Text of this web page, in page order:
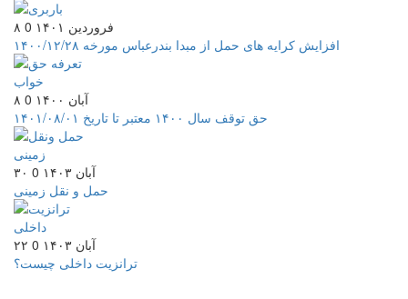
۸ فروردین ۱۴۰۱
0
افزایش کرایه های حمل از مبدا بندرعباس مورخه ۱۴۰۰/۱۲/۲۸
۸ آبان ۱۴۰۰
0
حق توقف سال ۱۴۰۰ معتبر تا تاریخ ۱۴۰۱/۰۸/۰۱
۳۰ آبان ۱۴۰۳
0
حمل و نقل زمینی
۲۲ آبان ۱۴۰۳
0
ترانزیت داخلی چیست؟